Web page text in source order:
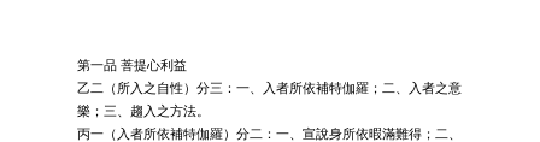
第一品 菩提心利益
乙二（所入之自性）分三：一、入者所依補特伽羅；二、入者之意
樂；三、趨入之方法。
丙一（入者所依補特伽羅）分二：一、宣說身所依暇滿難得；二、